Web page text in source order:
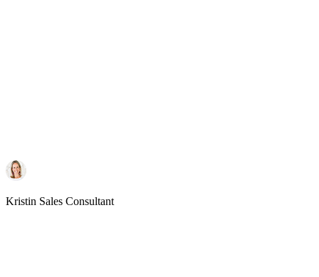
Kristin Sales Consultant